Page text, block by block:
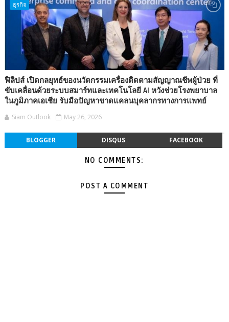
ธุรกิจ
ฟิลิปส์ เปิดกลยุทธ์ของนวัตกรรมเครื่องติดตามสัญญาณชีพผู้ป่วย ที่
ขับเคลื่อนด้วยระบบสมาร์ทและเทคโนโลยี AI หวังช่วยโรงพยาบาล
ในภูมิภาคเอเชีย รับมือปัญหาขาดแคลนบุคลากรทางการแพทย์
Siam Outlook May 26, 2026
BLOGGER DISQUS FACEBOOK
NO COMMENTS:
POST A COMMENT